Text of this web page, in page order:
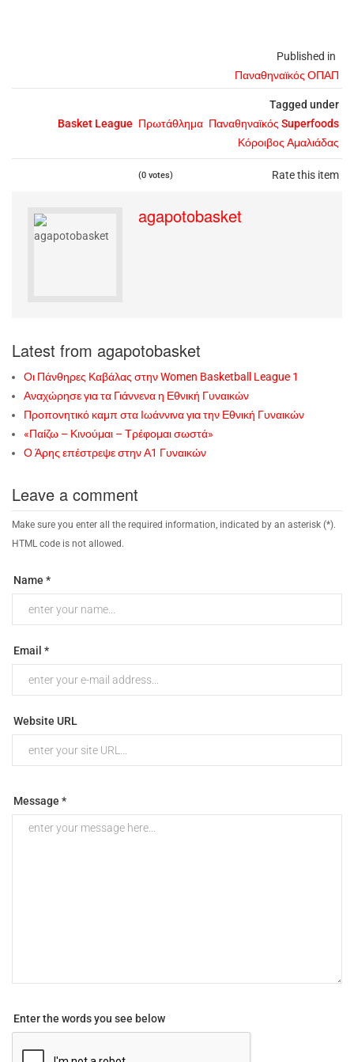
Published in
Παναθηναϊκός ΟΠΑΠ
Tagged under
Basket League Πρωτάθλημα Παναθηναϊκός Superfoods
Κόροιβος Αμαλιάδας
Rate this item
(0 votes)
agapotobasket
Latest from agapotobasket
Οι Πάνθηρες Καβάλας στην Women Basketball League 1
Αναχώρησε για τα Γιάννενα η Εθνική Γυναικών
Προπονητικό καμπ στα Ιωάννινα για την Εθνική Γυναικών
«Παίζω – Κινούμαι – Τρέφομαι σωστά»
Ο Άρης επέστρεψε στην Α1 Γυναικών
Leave a comment
Make sure you enter all the required information, indicated by an asterisk (*).
HTML code is not allowed.
Name *
Email *
Website URL
Message *
Enter the words you see below